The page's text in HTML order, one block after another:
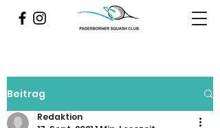
Beitrag
Redaktion